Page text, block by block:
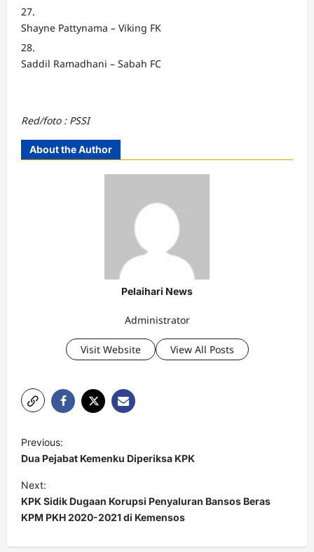
Shayne Pattynama – Viking FK
Saddil Ramadhani – Sabah FC
Red/foto : PSSI
About the Author
Pelaihari News
Administrator
Visit Website View All Posts
o
s
t
n
a
Previous:
Dua Pejabat Kemenku Diperiksa KPK
Next:
KPK Sidik Dugaan Korupsi Penyaluran Bansos Beras
KPM PKH 2020-2021 di Kemensos